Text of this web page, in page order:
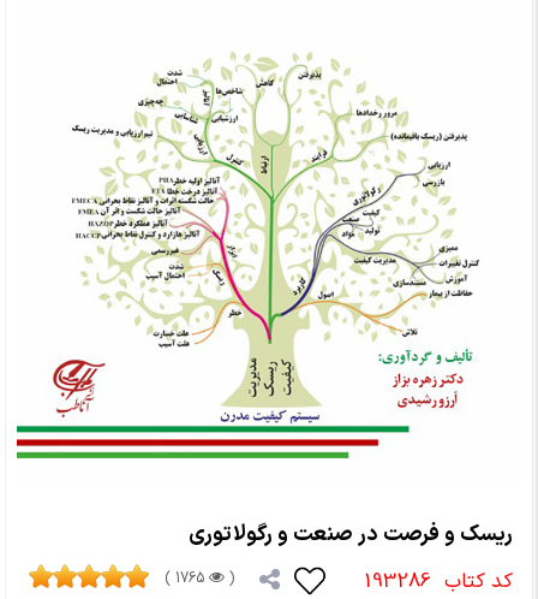
ریسک و فرصت در صنعت و رگولاتوری
کد کتاب 193286
(
1765 )